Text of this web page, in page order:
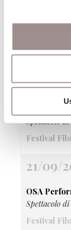
Ouverture
Concerto
Festival
21/09/
Spettacolo
Festival
21/09/
OSA
Spettacolo
Festival